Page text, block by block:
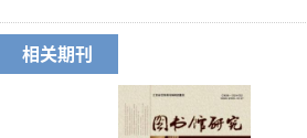
相关期刊